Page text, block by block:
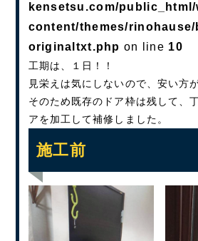
kensetsu.com/public_html/
content/themes/
originaltxt.php on line 10
工期は、１日！！
見栄えは気にしないので、安い方
そのため既存のドア枠は残して、
アを加工して補修しました。
施工前